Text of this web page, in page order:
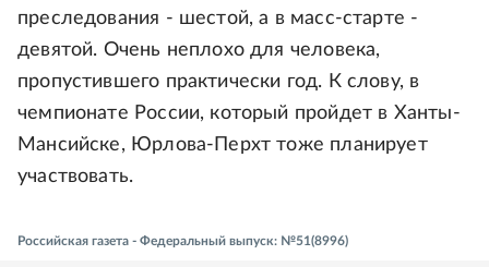
преследования - шестой, а в масс-старте -
девятой. Очень неплохо для человека,
пропустившего практически год. К слову, в
чемпионате России, который пройдет в Ханты-
Мансийске, Юрлова-Перхт тоже планирует
участвовать.
Российская газета - Федеральный выпуск: №51(8996)